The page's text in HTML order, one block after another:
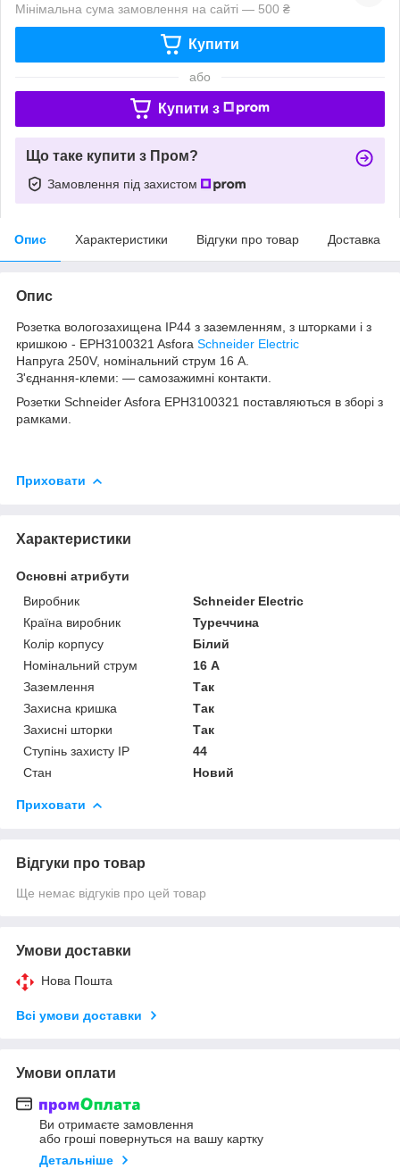
Мінімальна сума замовлення на сайті — 500 ₴
Купити
або
Купити з
Що таке купити з Пром?
Замовлення під захистом
Опис Характеристики Відгуки про товар Доставка
Опис
Розетка вологозахищена IP44 з заземленням, з шторками і з
кришкою - EPH3100321 Asfora Schneider Electric
Напруга 250V, номінальний струм 16 А.
З'єднання-клеми: ― самозажимні контакти.
Розетки Schneider Asfora EPH3100321 поставляються в зборі з
рамками.
Приховати
Характеристики
Основні атрибути
Виробник
Schneider Electric
Країна виробник
Туреччина
Колір корпусу
Білий
Номінальний струм
16 А
Заземлення
Так
Захисна кришка
Так
Захисні шторки
Так
Ступінь захисту IP
44
Стан
Новий
Приховати
Відгуки про товар
Ще немає відгуків про цей товар
Умови доставки
Нова Пошта
Всі умови доставки
Умови оплати
Ви отримаєте замовлення
або гроші повернуться на вашу картку
Детальніше